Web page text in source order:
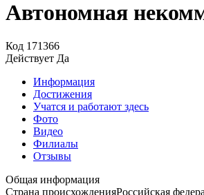
Автономная
Код 171366
Действует Да
Информация
Достижения
Учатся и работают здесь
Фото
Видео
Филиалы
Отзывы
Общая информация
Страна происхожденияРоссийская